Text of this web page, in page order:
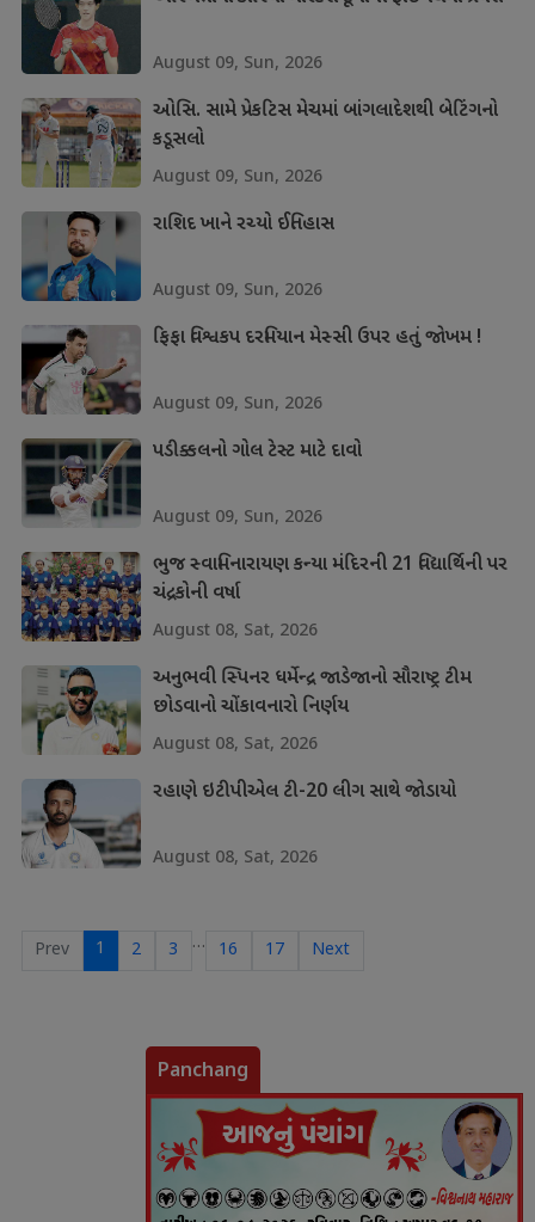
August 09, Sun, 2026
ઓસિ. સામે પ્રેકટિસ મેચમાં બાંગલાદેશથી બેટિંગનો
કડૂસલો
August 09, Sun, 2026
રાશિદ ખાને રચ્યો ઈતિહાસ
August 09, Sun, 2026
ફિફા વિશ્વકપ દરમિયાન મેસ્સી ઉપર હતું જોખમ !
August 09, Sun, 2026
પડીક્કલનો ગોલ ટેસ્ટ માટે દાવો
August 09, Sun, 2026
ભુજ સ્વામિનારાયણ કન્યા મંદિરની 21 વિદ્યાર્થિની પર
ચંદ્રકોની વર્ષા
August 08, Sat, 2026
અનુભવી સ્પિનર ધર્મેન્દ્ર જાડેજાનો સૌરાષ્ટ્ર ટીમ
છોડવાનો ચોંકાવનારો નિર્ણય
August 08, Sat, 2026
રહાણે ઇટીપીએલ ટી-20 લીગ સાથે જોડાયો
August 08, Sat, 2026
Prev 1 2 3 … 16 17 Next
Panchang